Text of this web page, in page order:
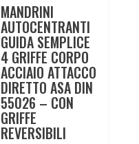
MANDRINI
AUTOCENTRANTI
GUIDA SEMPLICE
4 GRIFFE CORPO
ACCIAIO ATTACCO
DIRETTO ASA DIN
55026 – CON
GRIFFE
REVERSIBILI